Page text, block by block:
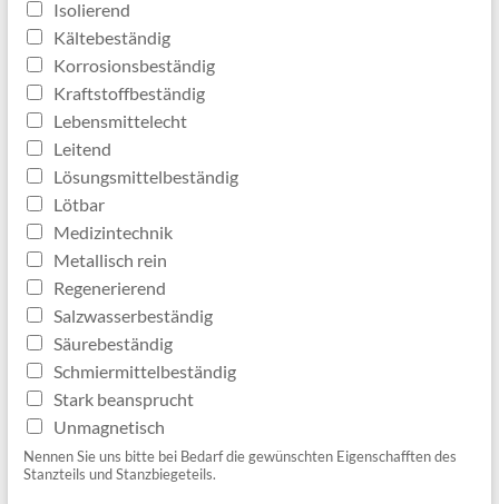
Isolierend
Kältebeständig
Korrosionsbeständig
Kraftstoffbeständig
Lebensmittelecht
Leitend
Lösungsmittelbeständig
Lötbar
Medizintechnik
Metallisch rein
Regenerierend
Salzwasserbeständig
Säurebeständig
Schmiermittelbeständig
Stark beansprucht
Unmagnetisch
Nennen Sie uns bitte bei Bedarf die gewünschten Eigenschafften des
Stanzteils und Stanzbiegeteils.